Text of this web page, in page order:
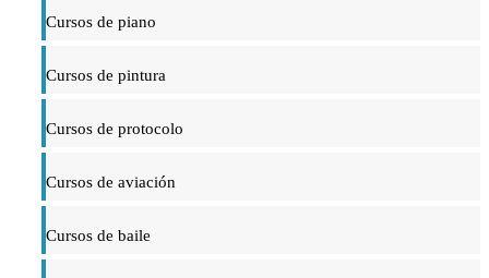
Cursos de piano
Cursos de pintura
Cursos de protocolo
Cursos de aviación
Cursos de baile